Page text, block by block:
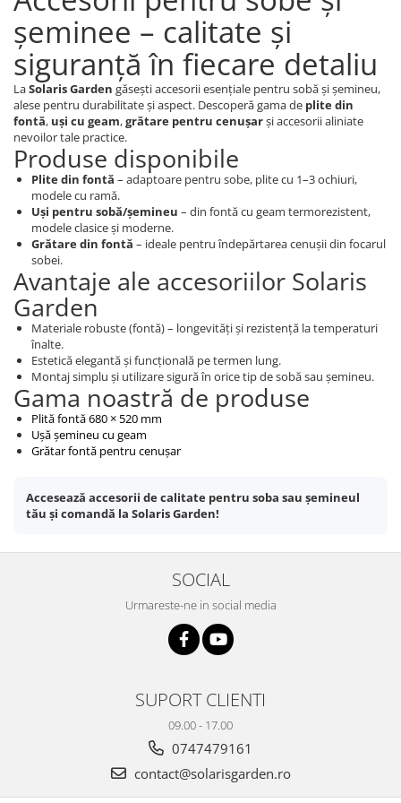
șeminee – calitate și
siguranță în fiecare detaliu
LaSolaris Garden găsești accesorii esențiale pentru sobă și șemineu,
alese pentru durabilitate și aspect. Descoperă gama de plite din
fontă, uși cu geam,grătare pentru cenușarși accesorii aliniate
nevoilor tale practice.
Produse disponibile
Plite din fontă – adaptoare pentru sobe, plite cu 1–3 ochiuri,
modele cu ramă.
Uși pentru sobă/șemineu – din fontă cu geam termorezistent,
modele clasice și moderne.
Grătare din fontă – ideale pentru îndepărtarea cenușii din focarul
sobei.
Avantaje ale accesoriilor Solaris
Garden
Materiale robuste (fontă) – longevități și rezistență la temperaturi
înalte.
Estetică elegantă și funcțională pe termen lung.
Montaj simplu și utilizare sigură în orice tip de sobă sau șemineu.
Gama noastră de produse
Plită fontă 680 × 520 mm
Ușă șemineu cu geam
Grătar fontă pentru cenușar
Accesează accesorii de calitate pentru soba sau șemineul
tău și comandă la Solaris Garden!
SOCIAL
Urmareste-ne in social media
SUPORT CLIENTI
09.00 - 17.00
0747479161
contact@solarisgarden.ro